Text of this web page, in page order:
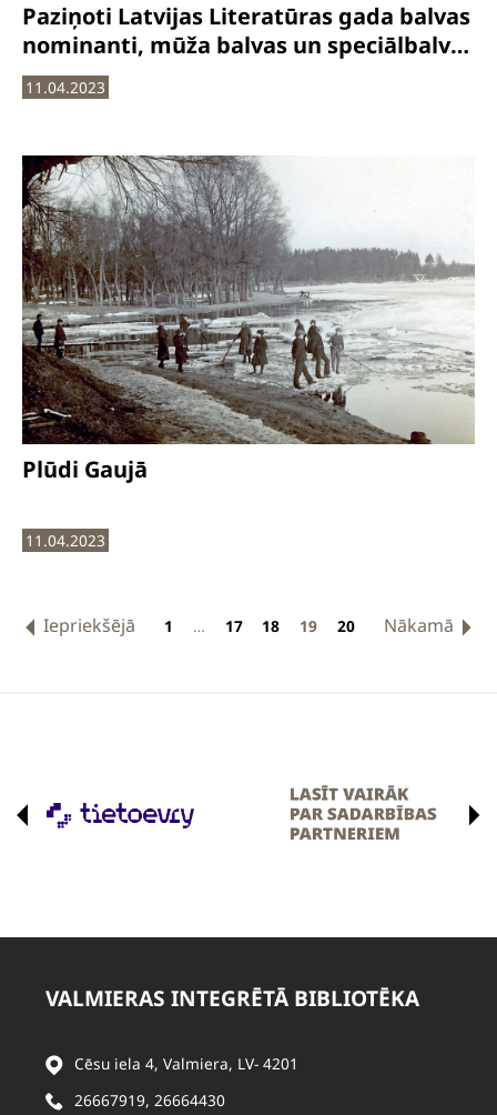
Paziņoti Latvijas Literatūras gada balvas
nominanti, mūža balvas un speciālbalvas
ieguvēji 2023
11.04.2023
Plūdi Gaujā
11.04.2023
Iepriekšējā 1 … 17 18 19 20 Nākamā
VALMIERAS INTEGRĒTĀ BIBLIOTĒKA
Cēsu iela 4, Valmiera, LV- 4201
26667919, 26664430